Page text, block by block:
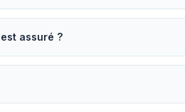
assuré ?